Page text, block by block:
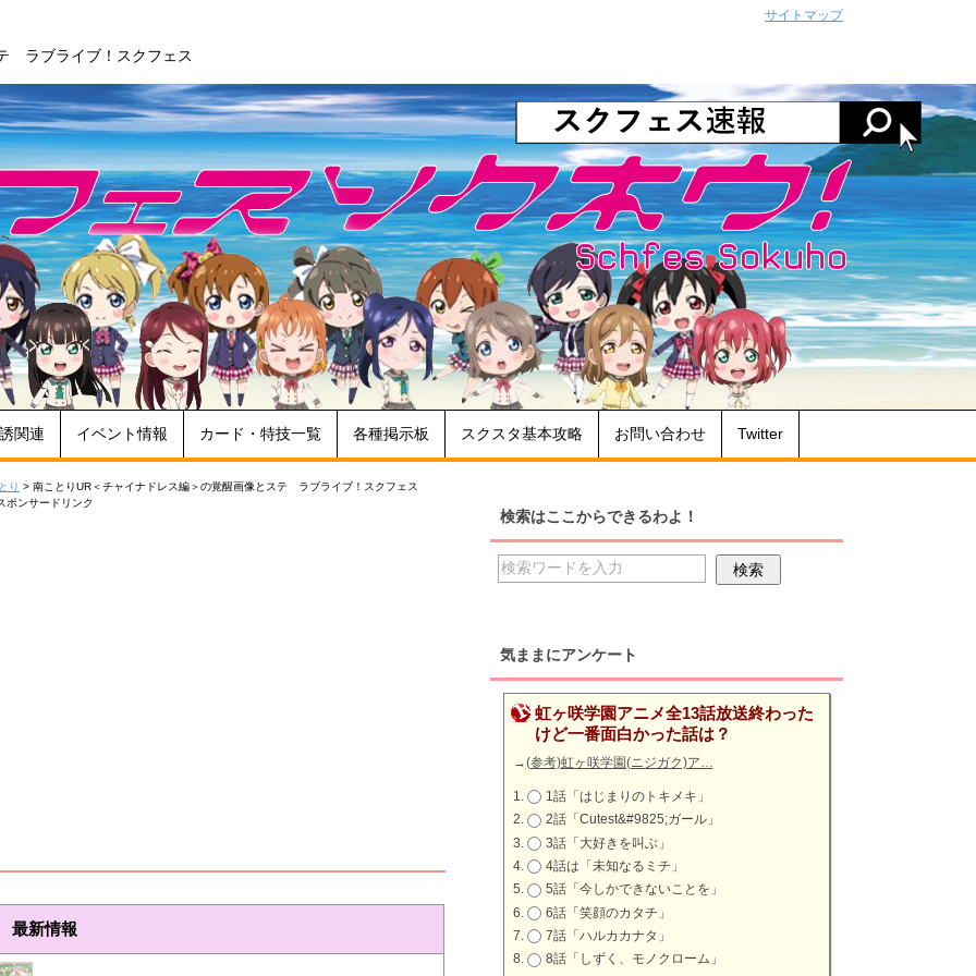
ラブライブ！スクフェス
関連 イベント情報 カード・特技一覧 各種掲示板 スクスタ基本攻略 お問い合わせ Twitter
り > 南ことりUR＜チャイナドレス編＞の覚醒画像とステ ラブライブ！スクフェス
ポンサードリンク
最新情報
検索はここからできるわよ！
気ままにアンケート
虹ヶ咲学園アニメ全13話放送終わった
けど一番面白かった話は？
→(参考)虹ヶ咲学園(ニジガク)ア…
1話「はじまりのトキメキ」
2話「Cutest&#9825;ガール」
3話「大好きを叫ぶ」
4話は「未知なるミチ」
5話「今しかできないことを」
6話「笑顔のカタチ」
7話「ハルカカナタ」
8話「しずく、モノクローム」
サイトマップ